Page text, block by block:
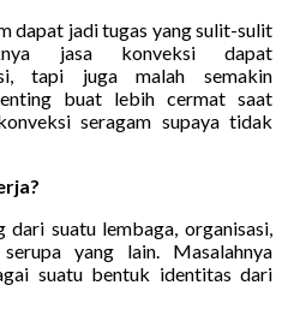
dapat jadi tugas yang sulit-sulit
jasa konveksi dapat
tapi juga malah semakin
buat lebih cermat saat
seragam supaya tidak
suatu lembaga, organisasi,
yang lain. Masalahnya
suatu bentuk identitas dari